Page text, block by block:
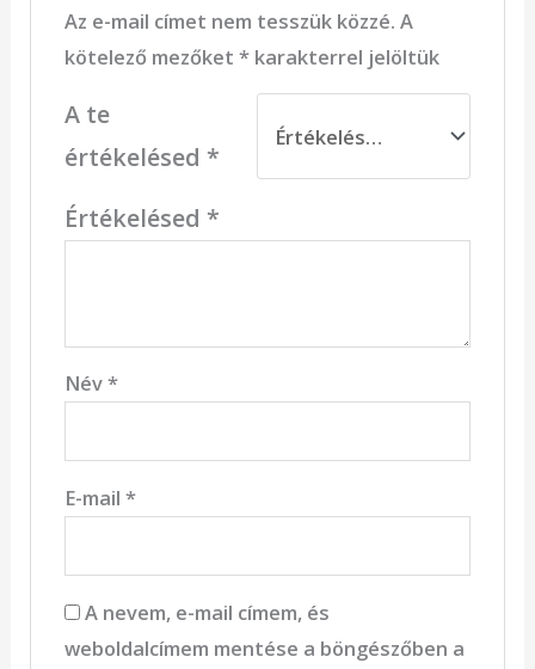
Az e-mail címet nem tesszük közzé. A
kötelező mezőket *karakterrel jelöltük
A te
értékelésed *
Értékelésed *
Név*
E-mail *
A nevem, e-mail címem, és
weboldalcímem mentése a böngészőben a